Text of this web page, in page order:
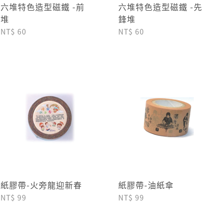
六堆特色造型磁鐵 -前
堆
NT$ 60
六堆特色造型磁鐵 -先
鋒堆
NT$ 60
紙膠帶-火旁龍迎新春
NT$ 99
紙膠帶-油紙傘
NT$ 99